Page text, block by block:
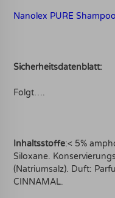
Nanolex PURE
Sicherheitsdatenblatt:
Folgt….
Inhaltsstoffe:< 5%
Siloxane.
(Natriumsalz). Duft:
CINNAMAL.